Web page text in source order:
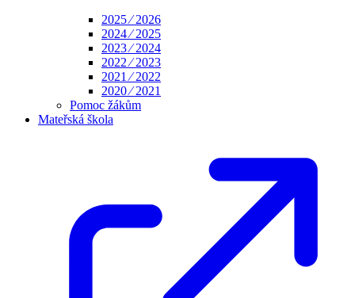
2025 ⁄ 2026
2024 ⁄ 2025
2023 ⁄ 2024
2022 ⁄ 2023
2021 ⁄ 2022
2020 ⁄ 2021
Pomoc žákům
Mateřská škola